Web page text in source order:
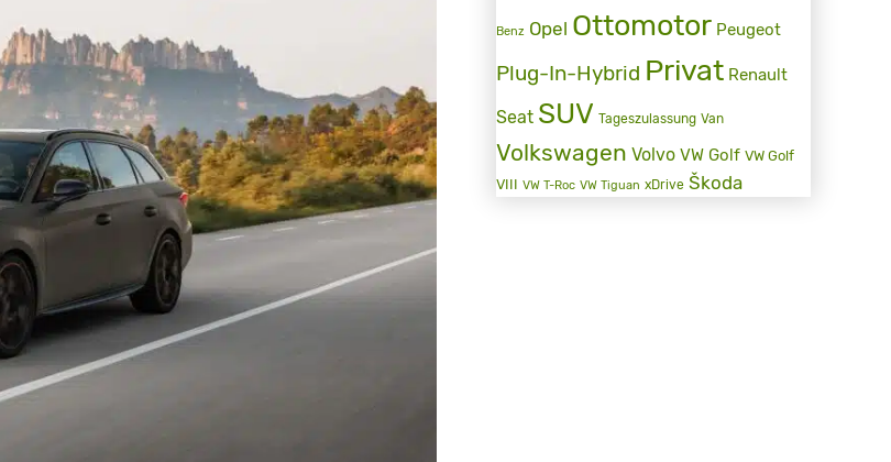
Benz Opel Ottomotor Peugeot
Plug-In-Hybrid Privat Renault
Seat SUV Tageszulassung Van
Volkswagen Volvo VW Golf VW Golf
VIII VW T-Roc VW Tiguan xDrive Škoda